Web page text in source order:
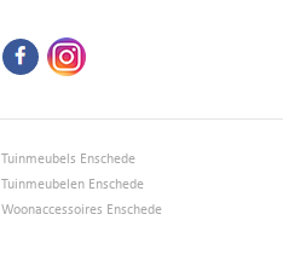
Tuinmeubels Enschede
Tuinmeubelen Enschede
Woonaccessoires Enschede